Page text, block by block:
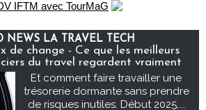
NEWS LA TRAVEL TECH
de change - Ce que les meilleurs
du travel regardent vraiment
Et comment faire travailler une
trésorerie dormante sans prendre
de risques inutiles. Début 2025,...